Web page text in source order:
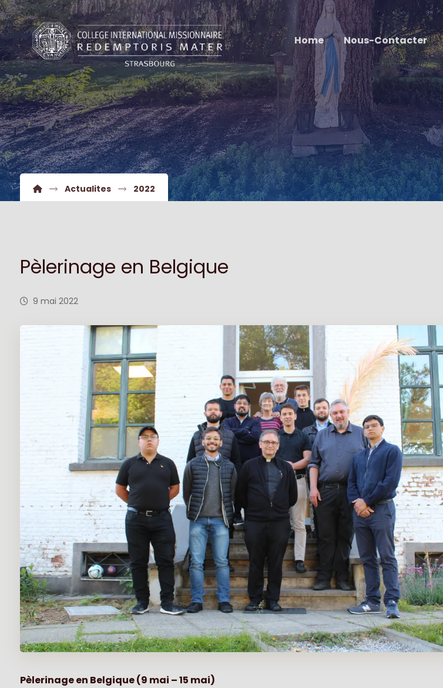
Home Nous-Contacter
Actualites 2022
Pèlerinage en Belgique
9 mai 2022
Pèlerinage en Belgique (9 mai – 15 mai)